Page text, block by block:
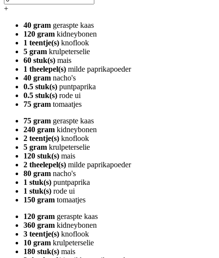
+
40 gram geraspte kaas
120 gram kidneybonen
1 teentje(s) knoflook
5 gram krulpeterselie
60 stuk(s) mais
1 theelepel(s) milde paprikapoeder
40 gram nacho's
0.5 stuk(s) puntpaprika
0.5 stuk(s) rode ui
75 gram tomaatjes
75 gram geraspte kaas
240 gram kidneybonen
2 teentje(s) knoflook
5 gram krulpeterselie
120 stuk(s) mais
2 theelepel(s) milde paprikapoeder
80 gram nacho's
1 stuk(s) puntpaprika
1 stuk(s) rode ui
150 gram tomaatjes
120 gram geraspte kaas
360 gram kidneybonen
3 teentje(s) knoflook
10 gram krulpeterselie
180 stuk(s) mais